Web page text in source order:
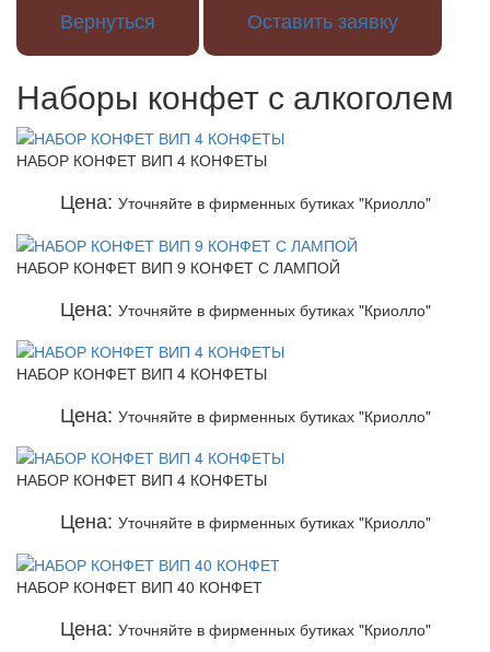
Вернуться Оставить заявку
Наборы конфет с алкоголем
НАБОР КОНФЕТ ВИП 4 КОНФЕТЫ
Цена: Уточняйте в фирменных бутиках "Криолло"
НАБОР КОНФЕТ ВИП 9 КОНФЕТ С ЛАМПОЙ
Цена: Уточняйте в фирменных бутиках "Криолло"
НАБОР КОНФЕТ ВИП 4 КОНФЕТЫ
Цена: Уточняйте в фирменных бутиках "Криолло"
НАБОР КОНФЕТ ВИП 4 КОНФЕТЫ
Цена: Уточняйте в фирменных бутиках "Криолло"
НАБОР КОНФЕТ ВИП 40 КОНФЕТ
Цена: Уточняйте в фирменных бутиках "Криолло"